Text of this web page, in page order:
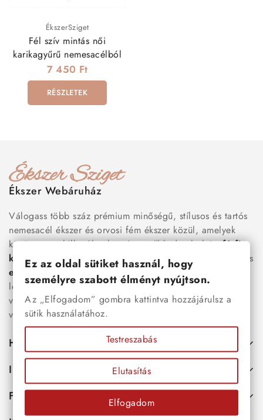
ÉkszerSziget
Fél szív mintás női
karikagyűrű nemesacélból
7 450 Ft
RÉSZLETEK
Ékszer Webáruház
Válogass több száz prémium minőségű, stílusos és tartós
nemesacél ékszer és orvosi fém ékszer közül, amelyek
között megtalálhatók a legnépszerűbb darabok is:férfi
karkötők
, női nyakláncok , karikagyűrűk
és
esküvői kiegészítőkegyaránt. Webáruházunkban a
legújabb trendeket követő, mégis időtálló ékszerek közül
választhatsz – legyen szó ajándékról, mindennapi
viseletről vagy különleges alkalmakról.
Hasznos
Információk
Fiókod
Ez az oldal sütiket használ, hogy
személyre szabott élményt nyújtson.
Az „Elfogadom” gombra kattintva hozzájárulsz a
sütik használatához.
Testreszabás
Elutasítás
Elfogadom